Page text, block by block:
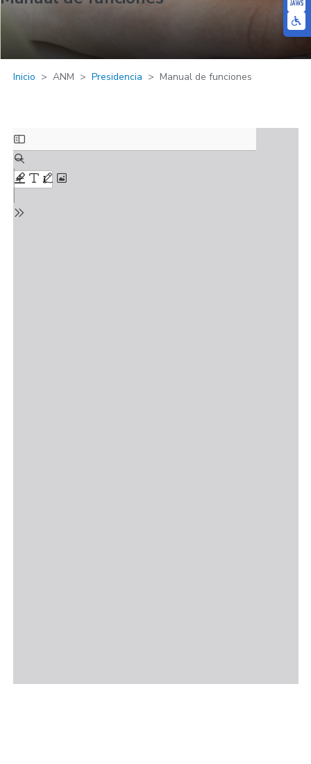
Inicio ANM Presidencia Manual de funciones